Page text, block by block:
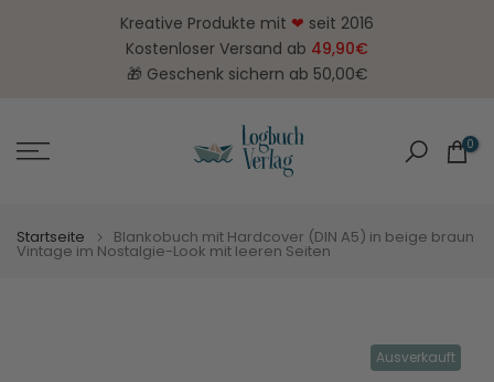
Kreative Produkte mit ❤ seit 2016
Kostenloser Versand ab 49,90€
🎁 Geschenk sichern ab 50,00€
0
Startseite Blankobuch mit Hardcover (DIN A5) in beige braun
Vintage im Nostalgie-Look mit leeren Seiten
Ausverkauft